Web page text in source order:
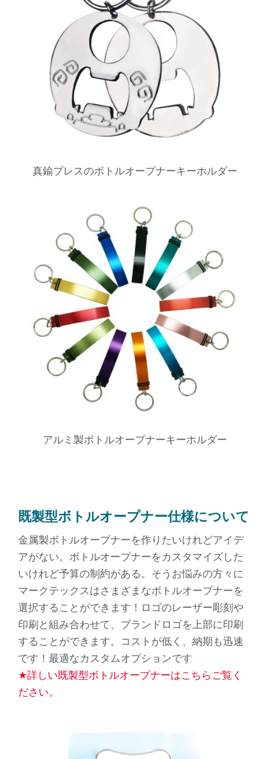
真鍮プレスのボトルオープナーキーホルダー
アルミ製ボトルオープナーキーホルダー
既製型ボトルオープナー仕様について
金属製ボトルオープナーを作りたいけれどアイデ
アがない。ボトルオープナーをカスタマイズした
いけれど予算の制約がある。そうお悩みの方々に
マークテックスはさまざまなボトルオープナーを
選択することができます！ロゴのレーザー彫刻や
印刷と組み合わせて、ブランドロゴを上部に印刷
することができます。コストが低く、納期も迅速
です！最適なカスタムオプションです
★詳しい既製型ボトルオープナーはこちらご覧く
ださい。